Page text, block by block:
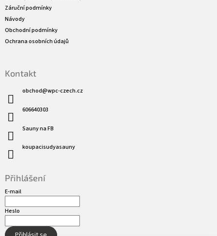
Záruční podmínky
Návody
Obchodní podmínky
Ochrana osobních údajů
Kontakt
obchod@wpc-czech.cz
606640303
Sauny na FB
koupacisudyasauny
Přihlášení
E-mail
Heslo